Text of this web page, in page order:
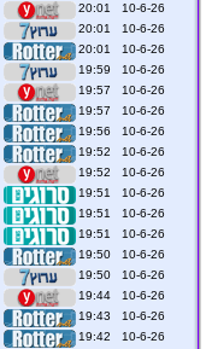
10-6-26 20:01
10-6-26 20:01
10-6-26 20:01
10-6-26 19:59
10-6-26 19:57
10-6-26 19:57
10-6-26 19:56
10-6-26 19:52
10-6-26 19:52
10-6-26 19:51
10-6-26 19:51
10-6-26 19:51
10-6-26 19:50
10-6-26 19:50
10-6-26 19:44
10-6-26 19:43
10-6-26 19:42